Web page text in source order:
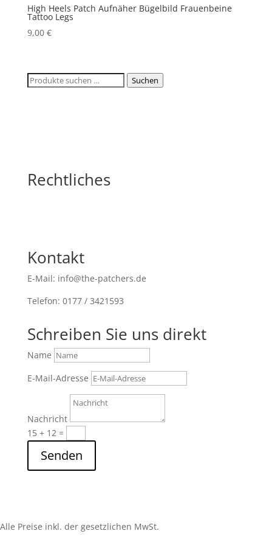
High Heels Patch Aufnäher Bügelbild Frauenbeine
Tattoo Legs
9,00 €
Suchen
Suchen
Rechtliches
Kontakt
E-Mail: info@the-patchers.de
Telefon: 0177 / 3421593
Schreiben Sie uns direkt
Name
E-Mail-Adresse
Nachricht
15 + 12=
Senden
Alle Preise inkl. der gesetzlichen MwSt.